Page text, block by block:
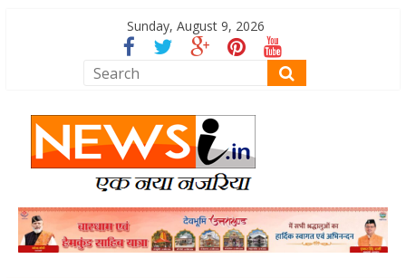
Sunday, August 9, 2026